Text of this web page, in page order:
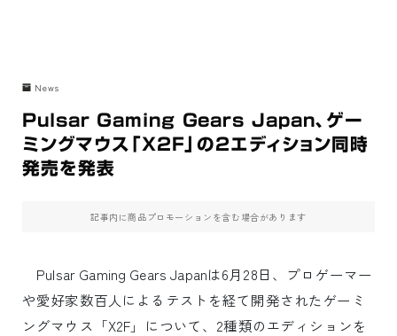
News
Pulsar Gaming Gears Japan、ゲー
ミングマウス「X2F」の2エディション同時
発売を発表
記事内に商品プロモーションを含む場合があります
Pulsar Gaming Gears Japanは6月28日、プロゲーマー
や愛好家数百人によるテストを経て開発されたゲーミ
ングマウス「X2F」について、2種類のエディションを